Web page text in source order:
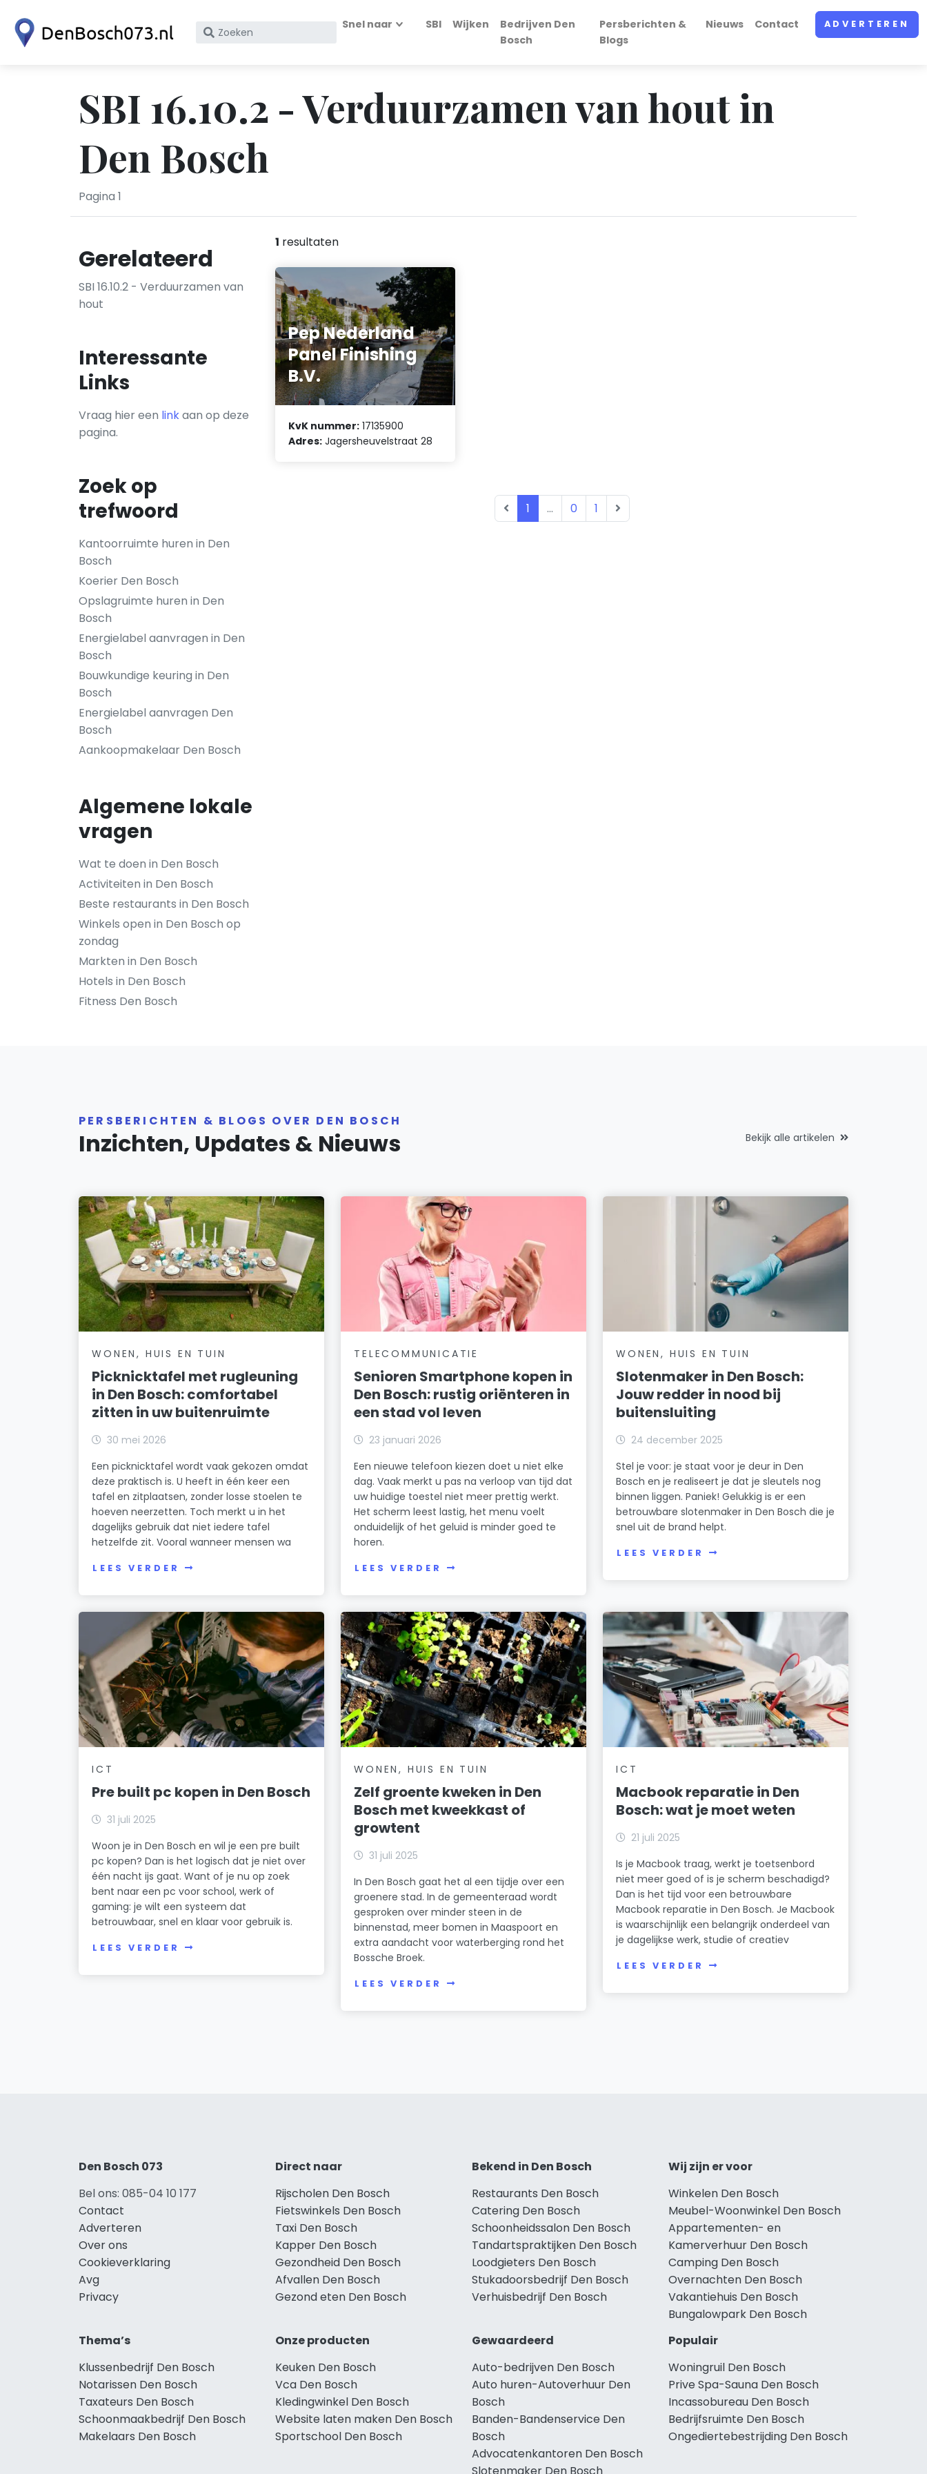
Zoek
KvK
nummer
Snel naar SBI Wijken
Bedrijven Den
Bosch
Persberichten &
Blogs
Nieuws Contact ADVERTEREN
SBI 16.10.2 - Verduurzamen van hout in
Den Bosch
Pagina 1
Gerelateerd
SBI 16.10.2 - Verduurzamen van
hout
Interessante
Links
Vraag hier een linkaan op deze
pagina.
Zoek op
trefwoord
Kantoorruimte huren in Den
Bosch
Koerier Den Bosch
Opslagruimte huren in Den
Bosch
Energielabel aanvragen in Den
Bosch
Bouwkundige keuring in Den
Bosch
Energielabel aanvragen Den
Bosch
Aankoopmakelaar Den Bosch
Algemene lokale
vragen
Wat te doen in Den Bosch
Activiteiten in Den Bosch
Beste restaurants in Den Bosch
Winkels open in Den Bosch op
zondag
Markten in Den Bosch
Hotels in Den Bosch
Fitness Den Bosch
1 resultaten
Pep Nederland
Panel Finishing
B.V.
KvK nummer: 17135900
Adres: Jagersheuvelstraat 28
1 ... 0 1
PERSBERICHTEN & BLOGS OVER DEN BOSCH
Inzichten, Updates & Nieuws Bekijk alle artikelen
WONEN, HUIS EN TUIN
Picknicktafel met rugleuning
in Den Bosch: comfortabel
zitten in uw buitenruimte
30 mei 2026
Een picknicktafel wordt vaak gekozen omdat
deze praktisch is. U heeft in één keer een
tafel en zitplaatsen, zonder losse stoelen te
hoeven neerzetten. Toch merkt u in het
dagelijks gebruik dat niet iedere tafel
hetzelfde zit. Vooral wanneer mensen wa
LEES VERDER
TELECOMMUNICATIE
Senioren Smartphone kopen in
Den Bosch: rustig oriënteren in
een stad vol leven
23 januari 2026
Een nieuwe telefoon kiezen doet u niet elke
dag. Vaak merkt u pas na verloop van tijd dat
uw huidige toestel niet meer prettig werkt.
Het scherm leest lastig, het menu voelt
onduidelijk of het geluid is minder goed te
horen.
LEES VERDER
WONEN, HUIS EN TUIN
Slotenmaker in Den Bosch:
Jouw redder in nood bij
buitensluiting
24 december 2025
Stel je voor: je staat voor je deur in Den
Bosch en je realiseert je dat je sleutels nog
binnen liggen. Paniek! Gelukkig is er een
betrouwbare slotenmaker in Den Bosch die je
snel uit de brand helpt.
LEES VERDER
ICT
Pre built pc kopen in Den Bosch
31 juli 2025
Woon je in Den Bosch en wil je een pre built
pc kopen? Dan is het logisch dat je niet over
één nacht ijs gaat. Want of je nu op zoek
bent naar een pc voor school, werk of
gaming: je wilt een systeem dat
betrouwbaar, snel en klaar voor gebruik is.
LEES VERDER
WONEN, HUIS EN TUIN
Zelf groente kweken in Den
Bosch met kweekkast of
growtent
31 juli 2025
In Den Bosch gaat het al een tijdje over een
groenere stad. In de gemeenteraad wordt
gesproken over minder steen in de
binnenstad, meer bomen in Maaspoort en
extra aandacht voor waterberging rond het
Bossche Broek.
LEES VERDER
ICT
Macbook reparatie in Den
Bosch: wat je moet weten
21 juli 2025
Is je Macbook traag, werkt je toetsenbord
niet meer goed of is je scherm beschadigd?
Dan is het tijd voor een betrouwbare
Macbook reparatie in Den Bosch. Je Macbook
is waarschijnlijk een belangrijk onderdeel van
je dagelijkse werk, studie of creatiev
LEES VERDER
Den Bosch 073
Bel ons: 085-04 10 177
Contact
Adverteren
Over ons
Cookieverklaring
Avg
Privacy
Direct naar
Rijscholen Den Bosch
Fietswinkels Den Bosch
Taxi Den Bosch
Kapper Den Bosch
Gezondheid Den Bosch
Afvallen Den Bosch
Gezond eten Den Bosch
Bekend in Den Bosch
Restaurants Den Bosch
Catering Den Bosch
Schoonheidssalon Den Bosch
Tandartspraktijken Den Bosch
Loodgieters Den Bosch
Stukadoorsbedrijf Den Bosch
Verhuisbedrijf Den Bosch
Wij zijn er voor
Winkelen Den Bosch
Meubel-Woonwinkel Den Bosch
Appartementen- en
Kamerverhuur Den Bosch
Camping Den Bosch
Overnachten Den Bosch
Vakantiehuis Den Bosch
Bungalowpark Den Bosch
Thema’s
Klussenbedrijf Den Bosch
Notarissen Den Bosch
Taxateurs Den Bosch
Schoonmaakbedrijf Den Bosch
Makelaars Den Bosch
Onze producten
Keuken Den Bosch
Vca Den Bosch
Kledingwinkel Den Bosch
Website laten maken Den Bosch
Sportschool Den Bosch
Gewaardeerd
Auto-bedrijven Den Bosch
Auto huren-Autoverhuur Den
Bosch
Banden-Bandenservice Den
Bosch
Advocatenkantoren Den Bosch
Populair
Woningruil Den Bosch
Prive Spa-Sauna Den Bosch
Incassobureau Den Bosch
Bedrijfsruimte Den Bosch
Ongediertebestrijding Den Bosch